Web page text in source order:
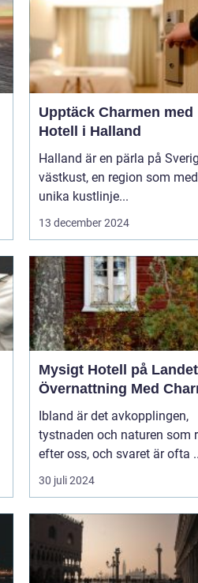
Upptäck Charmen med
Hotell i Halland
Halland är en pärla på
västkust, en region som
unika kustlinje...
13 december 2024
Mysigt Hotell på
Övernattning Med
Ibland är det avkopplingen,
tystnaden och naturen som
efter oss, och svaret är ofta
30 juli 2024